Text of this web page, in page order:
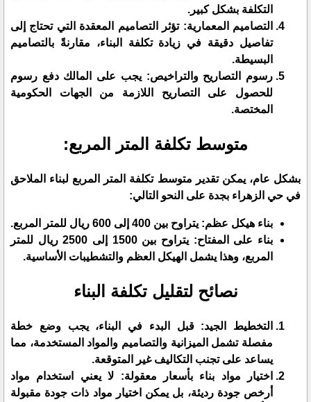
التكلفة بشكل كبير.
التصاميم المعمارية: تؤثر التصاميم المعقدة التي تحتاج إلى
تفاصيل دقيقة في زيادة تكلفة البناء، مقارنةً بالتصاميم
البسيطة.
​رسوم التصاريح والتراخيص: يجب على المالك دفع رسوم
للحصول على التصاريح اللازمة من الجهات الحكومية
المختصة.
​متوسط تكلفة المتر المربع:
​بشكل عام، يمكن تقدير متوسط تكلفة المتر المربع لبناء الملاحق
في حي الزهراء بجدة على النحو التالي:
​بناء هيكل عظم: يتراوح بين 400 إلى 600 ريال للمتر المربع.
​بناء على المفتاح: يتراوح بين 1500 إلى 2500 ريال للمتر
المربع، وهذا يشمل الهيكل العظم والتشطيبات الأساسية.
​نصائح لتقليل تكلفة البناء
​التخطيط الجيد: قبل البدء في البناء، يجب وضع خطة
مفصلة تشمل الميزانية والتصاميم والمواد المستخدمة، مما
يساعد على تجنب التكاليف غير المتوقعة.
​اختيار مواد بناء بأسعار معقولة: لا يعني استخدام مواد
أرخص جودة رديئة، بل يمكن اختيار مواد ذات جودة مقبولة